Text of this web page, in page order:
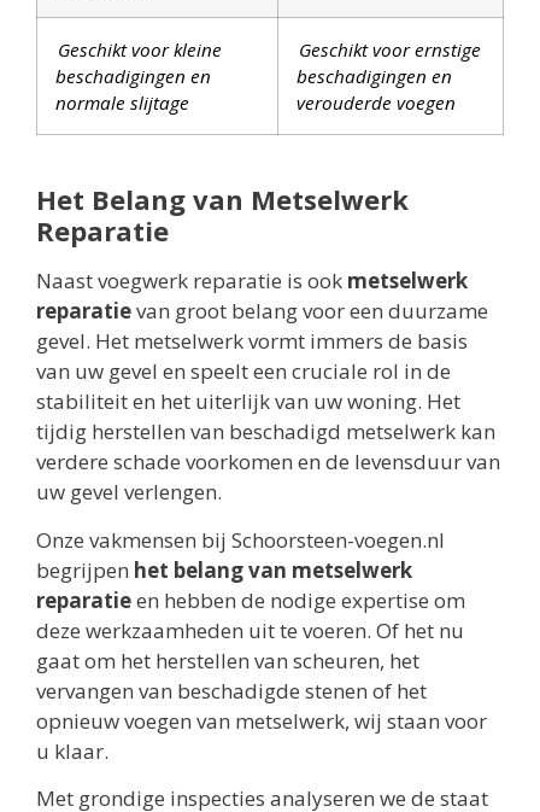
Geschikt voor kleine
beschadigingen en
normale slijtage
Geschikt voor ernstige
beschadigingen en
verouderde voegen
Het Belang van Metselwerk
Reparatie
Naast voegwerk reparatie is ook metselwerk
reparatievan groot belang voor een duurzame
gevel. Het metselwerk vormt immers de basis
van uw gevel en speelt een cruciale rol in de
stabiliteit en het uiterlijk van uw woning. Het
tijdig herstellen van beschadigd metselwerk kan
verdere schade voorkomen en de levensduur van
uw gevel verlengen.
Onze vakmensen bij Schoorsteen-voegen.nl
begrijpen het belang van metselwerk
reparatieen hebben de nodige expertise om
deze werkzaamheden uit te voeren. Of het nu
gaat om het herstellen van scheuren, het
vervangen van beschadigde stenen of het
opnieuw voegen van metselwerk, wij staan voor
u klaar.
Met grondige inspecties analyseren we de staat